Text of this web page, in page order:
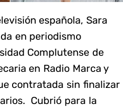
española, Sara
en periodismo
Complutense de
en Radio Marca y
contratada​ sin finalizar
Cubrió para la